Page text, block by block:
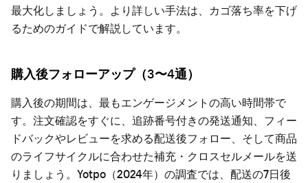
最大化しましょう。より詳しい手法は、 カゴ落ち率を下げ
るためのガイドで解説しています。
購入後フォローアップ（3〜4通）
購入後の期間は、最もエンゲージメントの高い時間帯で
す。注文確認をすぐに、追跡番号付きの発送通知、フィー
ドバックやレビューを求める配送後フォロー、そして商品
のライフサイクルに合わせた補充・クロスセルメールを送
りましょう。Yotpo（2024年）の調査では、配送の7日後